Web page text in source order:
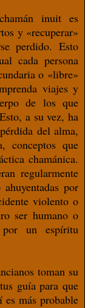
inuit es
y «recuperar»
perdido. Esto
cada persona
o «libre»
viajes y
de los que
a su vez, ha
del alma,
conceptos que
chamánica.
regularmente
por
violento o
ser humano o
por un espíritu
toman su
guía para que
más probable